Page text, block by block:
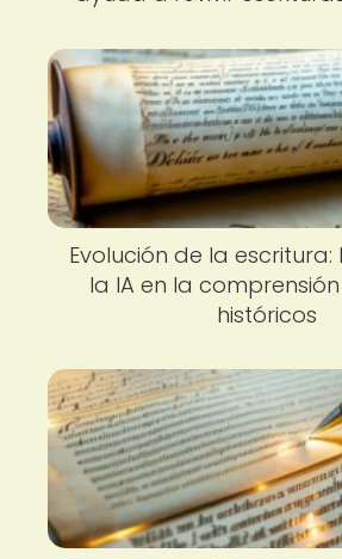
Evolución de la
la IA en la
históricos